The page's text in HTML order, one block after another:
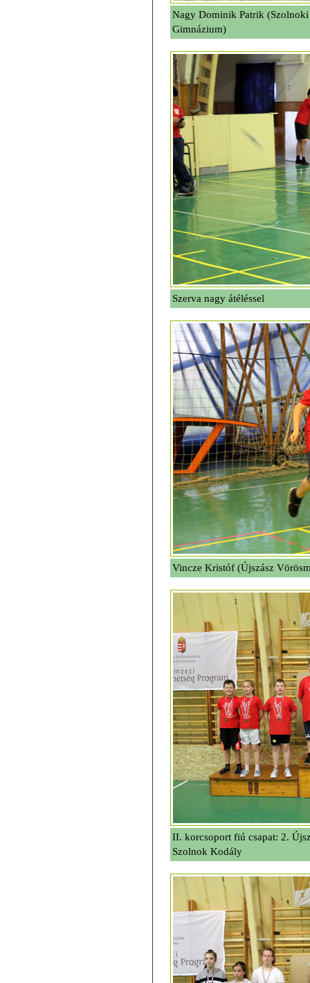
Nagy Dominik Patrik
Gimnázium)
Szerva nagy átéléssel
Vincze Kristóf (Újszász
II. korcsoport fiú csapat: 2.
Szolnok Kodály